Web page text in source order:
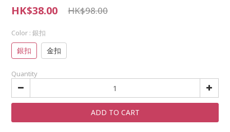
HK$38.00 HK$98.00
Color : 銀扣
銀扣 金扣
Quantity
ADD TO CART